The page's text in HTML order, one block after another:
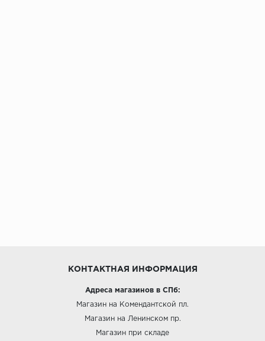
КОНТАКТНАЯ ИНФОРМАЦИЯ
Адреса магазинов в СПб:
Магазин на Комендантской пл.
Магазин на Ленинском пр.
Магазин при складе